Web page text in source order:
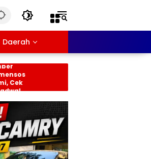
Daerah